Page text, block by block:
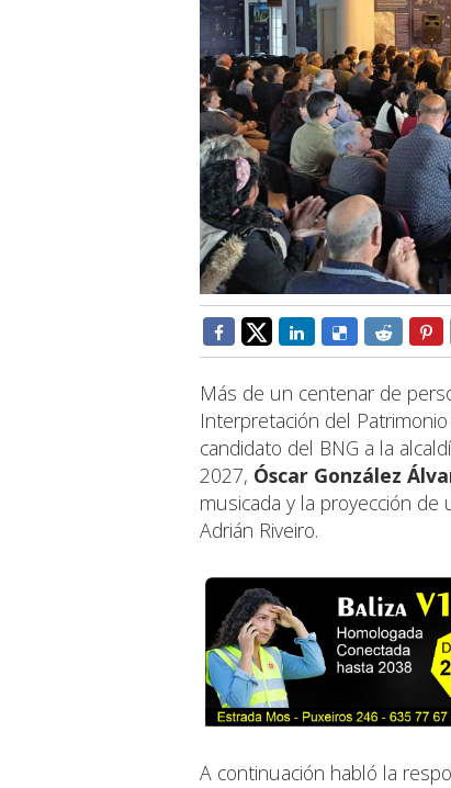
Más de un centenar de
Interpretación del
candidato del BNG a la
2027, Óscar González
musicada y la proyección
Adrián Riveiro.
A continuación habló la